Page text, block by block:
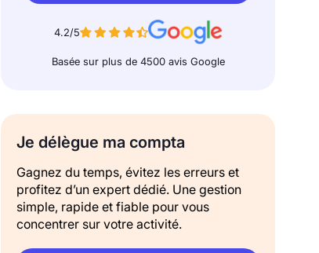
4.2/5
Basée sur plus de 4500 avis Google
Je délègue ma compta
Gagnez du temps, évitez les erreurs et
profitez d’un expert dédié. Une gestion
simple, rapide et fiable pour vous
concentrer sur votre activité.